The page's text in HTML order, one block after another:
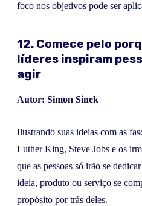
foco nos objetivos pode ser
12. Comece pelo
líderes inspiram
agir
Autor: Simon Sinek
Ilustrando suas ideias com as
Luther King, Steve Jobs e os
que as pessoas só irão se
ideia, produto ou serviço se
propósito por trás deles.